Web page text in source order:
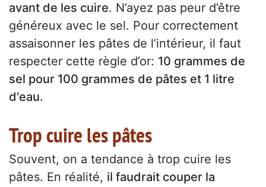
avant de les cuire. N’ayez pas peur d’être
généreux avec le sel. Pour correctement
assaisonner les pâtes de l’intérieur, il faut
respecter cette règle d’or: 10 grammes de
sel pour 100 grammes de pâtes et 1 litre
d'eau.
Trop cuire les pâtes
Souvent, on a tendance à trop cuire les
pâtes. En réalité, il faudrait couper la